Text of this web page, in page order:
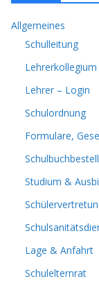
Allgemeines
Schulleitung
Lehrerkollegium
Lehrer – Login
Schulordnung
Formulare,
Studium &
Lage & Anfahrt
Schulelternrat